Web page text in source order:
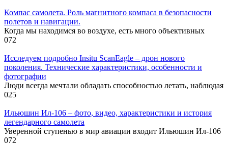
Компас самолета. Роль магнитного компаса в безопасности
полетов и навигации.
Когда мы находимся во воздухе, есть много объективных
072
Исследуем подробно Insitu ScanEagle – дрон нового
поколения. Технические характеристики, особенности и
фотографии
Люди всегда мечтали обладать способностью летать, наблюдая
025
Ильюшин Ил-106 – фото, видео, характеристики и история
легендарного самолета
Уверенной ступенью в мир авиации входит Ильюшин Ил-106
072